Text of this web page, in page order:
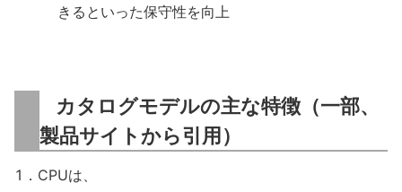
きるといった保守性を向上
カタログモデルの主な特徴（一部、
製品サイトから引用）
1．CPUは、